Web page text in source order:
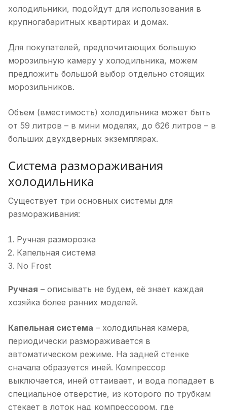
холодильники, подойдут для использования в
крупногабаритных квартирах и домах.
Для покупателей, предпочитающих большую
морозильную камеру у холодильника, можем
предложить большой выбор отдельно стоящих
морозильников.
Объем (вместимость) холодильника может быть
от 59 литров – в мини моделях, до 626 литров – в
больших двухдверных экземплярах.
Система размораживания
холодильника
Существует три основных системы для
размораживания:
Ручная разморозка
Капельная система
No Frost
Ручная – описывать не будем, её знает каждая
хозяйка более ранних моделей.
Капельная система – холодильная камера,
периодически размораживается в
автоматическом режиме. На задней стенке
сначала образуется иней. Компрессор
выключается, иней оттаивает, и вода попадает в
специальное отверстие, из которого по трубкам
стекает в лоток над компрессором, где